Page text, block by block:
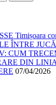
Timișoara
ÎNTRE
CUM
DIN
07/04/2026